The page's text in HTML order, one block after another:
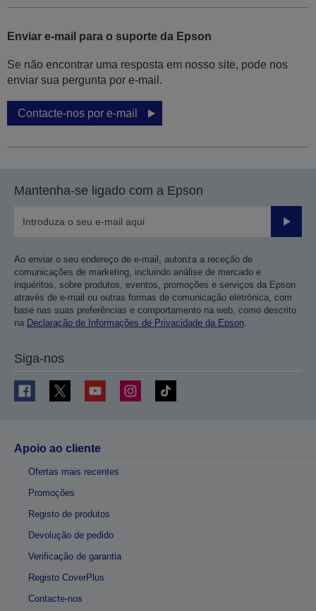
Enviar e-mail para o suporte da Epson
Se não encontrar uma resposta em nosso site, pode nos
enviar sua pergunta por e-mail.
Contacte-nos por e-mail
Mantenha-se ligado com a Epson
Enviar
Ao enviar o seu endereço de e-mail, autoriza a receção de
comunicações de marketing, incluindo análise de mercado e
inquéritos, sobre produtos, eventos, promoções e serviços da Epson
através de e-mail ou outras formas de comunicação eletrónica, com
base nas suas preferências e comportamento na web, como descrito
na Declaração de Informações de Privacidade da Epson.
Siga-nos
Apoio ao cliente
Ofertas mais recentes
Promoções
Registo de produtos
Devolução de pedido
Verificação de garantia
Registo CoverPlus
Contacte-nos